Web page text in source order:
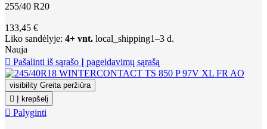
255/40 R20
133,45 €
Liko sandėlyje: 4+ vnt. local_shipping1–3 d.
Nauja
 Pašalinti iš sąrašo Į pageidavimų sąrašą
visibility Greita peržiūra

Į krepšelį
 Palyginti